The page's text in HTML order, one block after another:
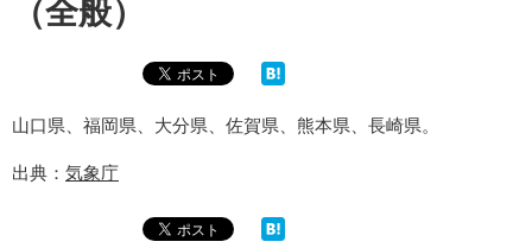
（全般）
山口県、福岡県、大分県、佐賀県、熊本県、長崎県。
出典： 気象庁